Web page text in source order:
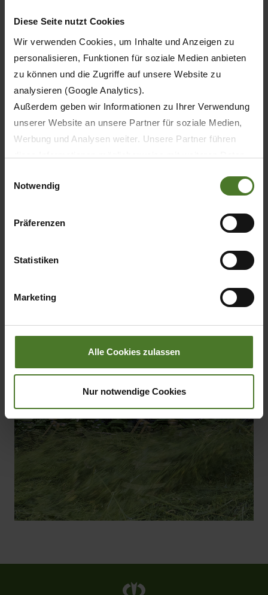
Diese Seite nutzt Cookies
Wir verwenden Cookies, um Inhalte und Anzeigen zu
personalisieren, Funktionen für soziale Medien anbieten
zu können und die Zugriffe auf unsere Website zu
analysieren (Google Analytics).
Außerdem geben wir Informationen zu Ihrer Verwendung
unserer Website an unsere Partner für soziale Medien,
Werbung und Analysen weiter. Unsere Partner führen
sie im Rahmen Ihrer Nutzung der Dienste gesammelt
Wir setzen im Rahmen des Trackings auch Dienstleister
Datenschutzbestimmungen ein, wodurch das Risiko von
behördlichen Zugriffen bzw. von Kontrollverlust bzgl.
Datenschutzhinweise
Notwendig
Präferenzen
Statistiken
Marketing
Alle Cookies zulassen
Nur notwendige Cookies
5
420
820